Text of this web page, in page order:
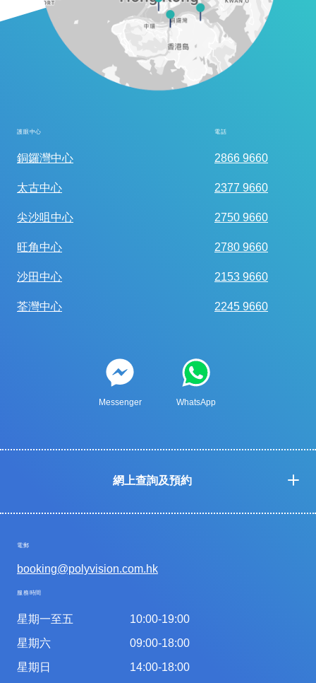
護眼中心 電話
銅鑼灣中心 2866 9660
太古中心 2377 9660
尖沙咀中心 2750 9660
旺角中心 2780 9660
沙田中心 2153 9660
荃灣中心 2245 9660
Messenger WhatsApp
網上查詢及預約
電郵
booking@polyvision.com.hk
服務時間
星期一至五
星期六
星期日
10:00-19:00
09:00-18:00
14:00-18:00